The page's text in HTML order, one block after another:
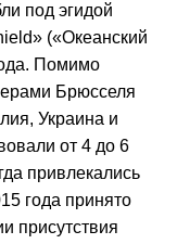
под эгидой
(«Океанский
Помимо
Брюсселя
Украина и
от 4 до 6
привлекались
года принято
присутствия